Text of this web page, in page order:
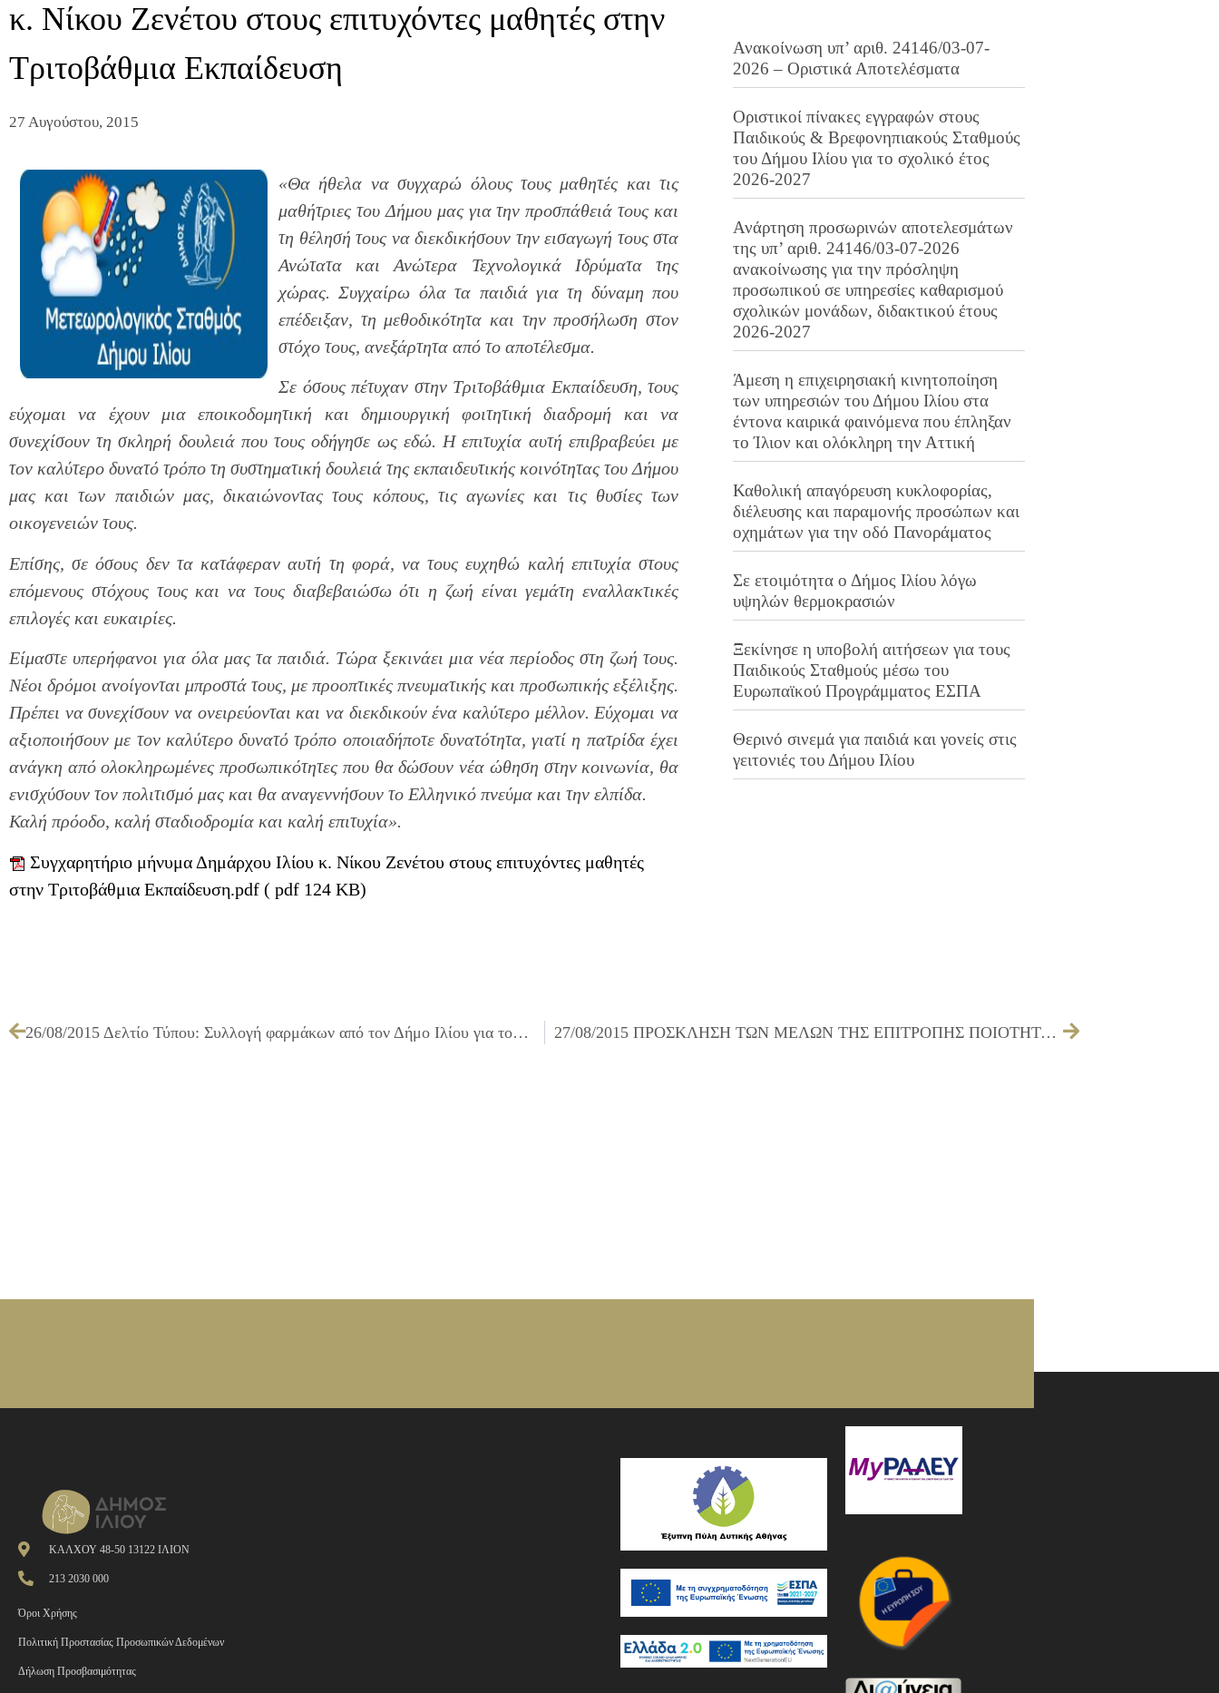
κ. Νίκου Ζενέτου στους επιτυχόντες μαθητές στην
Τριτοβάθμια Εκπαίδευση
27 Αυγούστου, 2015
«Θα ήθελα να συγχαρώ όλους τους μαθητές και τις
μαθήτριες του Δήμου μας για την προσπάθειά τους και
τη θέλησή τους να διεκδικήσουν την εισαγωγή τους στα
Ανώτατα και Ανώτερα Τεχνολογικά Ιδρύματα της
χώρας. Συγχαίρω όλα τα παιδιά για τη δύναμη που
επέδειξαν, τη μεθοδικότητα και την προσήλωση στον
στόχο τους, ανεξάρτητα από το αποτέλεσμα.
Σε όσους πέτυχαν στην Τριτοβάθμια Εκπαίδευση, τους
εύχομαι να έχουν μια εποικοδομητική και δημιουργική φοιτητική διαδρομή και να
συνεχίσουν τη σκληρή δουλειά που τους οδήγησε ως εδώ. Η επιτυχία αυτή επιβραβεύει με
τον καλύτερο δυνατό τρόπο τη συστηματική δουλειά της εκπαιδευτικής κοινότητας του Δήμου
μας και των παιδιών μας, δικαιώνοντας τους κόπους, τις αγωνίες και τις θυσίες των
οικογενειών τους.
Επίσης, σε όσους δεν τα κατάφεραν αυτή τη φορά, να τους ευχηθώ καλή επιτυχία στους
επόμενους στόχους τους και να τους διαβεβαιώσω ότι η ζωή είναι γεμάτη εναλλακτικές
επιλογές και ευκαιρίες.
Είμαστε υπερήφανοι για όλα μας τα παιδιά. Τώρα ξεκινάει μια νέα περίοδος στη ζωή τους.
Νέοι δρόμοι ανοίγονται μπροστά τους, με προοπτικές πνευματικής και προσωπικής εξέλιξης.
Πρέπει να συνεχίσουν να ονειρεύονται και να διεκδικούν ένα καλύτερο μέλλον. Εύχομαι να
αξιοποιήσουν με τον καλύτερο δυνατό τρόπο οποιαδήποτε δυνατότητα, γιατί η πατρίδα έχει
ανάγκη από ολοκληρωμένες προσωπικότητες που θα δώσουν νέα ώθηση στην κοινωνία, θα
ενισχύσουν τον πολιτισμό μας και θα αναγεννήσουν το Ελληνικό πνεύμα και την ελπίδα.
Καλή πρόοδο, καλή σταδιοδρομία και καλή επιτυχία».
Συγχαρητήριο μήνυμα Δημάρχου Ιλίου κ. Νίκου Ζενέτου στους επιτυχόντες μαθητές
στην Τριτοβάθμια Εκπαίδευση.pdf ( pdf 124 KB)
Ανακοίνωση υπ’ αριθ. 24146/03-07-
2026 – Οριστικά Αποτελέσματα
Οριστικοί πίνακες εγγραφών στους
Παιδικούς & Βρεφονηπιακούς Σταθμούς
του Δήμου Ιλίου για το σχολικό έτος
2026-2027
Ανάρτηση προσωρινών αποτελεσμάτων
της υπ’ αριθ. 24146/03-07-2026
ανακοίνωσης για την πρόσληψη
προσωπικού σε υπηρεσίες καθαρισμού
σχολικών μονάδων, διδακτικού έτους
2026-2027
Άμεση η επιχειρησιακή κινητοποίηση
των υπηρεσιών του Δήμου Ιλίου στα
έντονα καιρικά φαινόμενα που έπληξαν
το Ίλιον και ολόκληρη την Αττική
Καθολική απαγόρευση κυκλοφορίας,
διέλευσης και παραμονής προσώπων και
οχημάτων για την οδό Πανοράματος
Σε ετοιμότητα ο Δήμος Ιλίου λόγω
υψηλών θερμοκρασιών
Ξεκίνησε η υποβολή αιτήσεων για τους
Παιδικούς Σταθμούς μέσω του
Ευρωπαϊκού Προγράμματος ΕΣΠΑ
Θερινό σινεμά για παιδιά και γονείς στις
γειτονιές του Δήμου Ιλίου
26/08/2015 Δελτίο Τύπου: Συλλογή φαρμάκων από τον Δήμο Ιλίου για τους πρόσφυγες 27/08/2015 ΠΡΟΣΚΛΗΣΗ ΤΩΝ ΜΕΛΩΝ ΤΗΣ ΕΠΙΤΡΟΠΗΣ ΠΟΙΟΤΗΤΑΣ ΖΩΗΣ ΓΙΑ ΤΗΝ 31/08/2015
ΚΑΛΧΟΥ 48-50 13122 ΙΛΙΟΝ
213 2030 000
Όροι Χρήσης
Πολιτική Προστασίας Προσωπικών Δεδομένων
Δήλωση Προσβασιμότητας